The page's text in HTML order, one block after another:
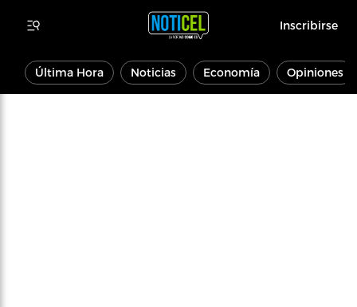
Inscribirse
Última Hora Noticias Economía Opiniones